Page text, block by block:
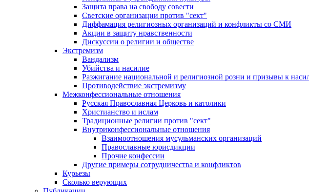
Защита права на свободу совести
Светские организации против "сект"
Диффамация религиозных организаций и конфликты со СМИ
Акции в защиту нравственности
Дискуссии о религии и обществе
Экстремизм
Вандализм
Убийства и насилие
Разжигание национальной и религиозной розни и призывы к
Противодействие экстремизму
Межконфессиональные отношения
Русская Православная Церковь и католики
Христианство и ислам
Традиционные религии против "сект"
Внутриконфессиональные отношения
Взаимоотношения мусульманских организаций
Православные юрисдикции
Прочие конфессии
Другие примеры сотрудничества и конфликтов
Курьезы
Сколько верующих